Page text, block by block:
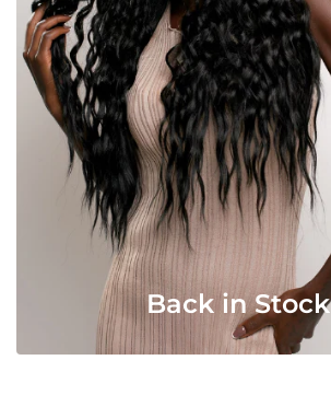
Back in Stock